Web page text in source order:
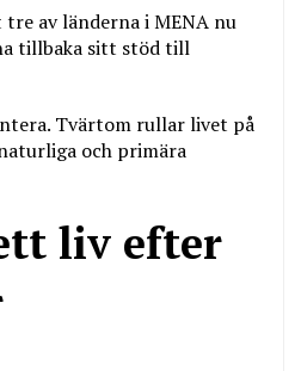
av länderna i MENA nu
tillbaka sitt stöd till
Tvärtom rullar livet på
och primära
liv efter